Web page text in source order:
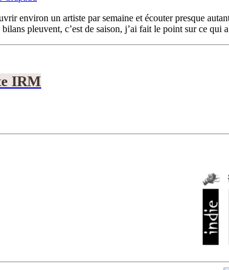
environ un artiste par semaine et écouter presque
pleuvent, c’est de saison, j’ai fait le point sur ce qui
IRM